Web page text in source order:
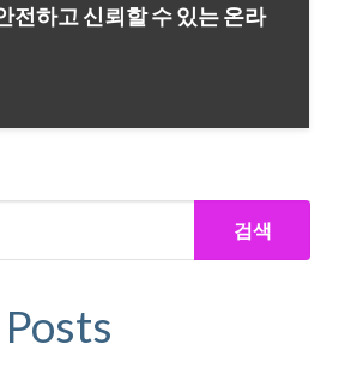
전하고 신뢰할 수 있는 온라
검색